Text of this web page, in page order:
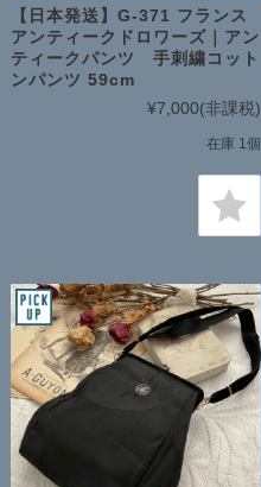
【日本発送】G-371 フランス
アンティークドロワーズ｜アン
ティークパンツ 手刺繍コット
ンパンツ 59cm
¥7,000(非課税)
在庫 1個